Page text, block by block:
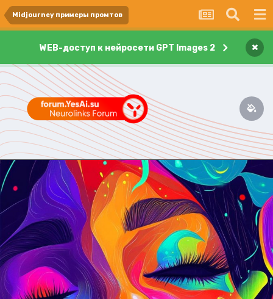
Midjourney примеры промтов
WEB-доступ к нейросети GPT Images 2 ×